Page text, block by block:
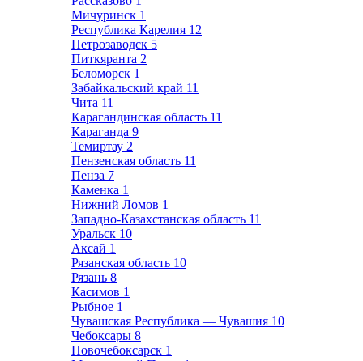
Мичуринск 1
Республика Карелия 12
Петрозаводск 5
Питкяранта 2
Беломорск 1
Забайкальский край 11
Чита 11
Карагандинская область 11
Караганда 9
Темиртау 2
Пензенская область 11
Пенза 7
Каменка 1
Нижний Ломов 1
Западно-Казахстанская область 11
Уральск 10
Аксай 1
Рязанская область 10
Рязань 8
Касимов 1
Рыбное 1
Чувашская Республика — Чувашия 10
Чебоксары 8
Новочебоксарск 1